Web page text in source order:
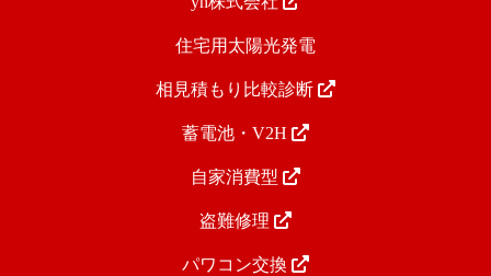
住宅用太陽光発電
相見積もり比較診断
蓄電池・V2H
自家消費型
盗難修理
パワコン交換